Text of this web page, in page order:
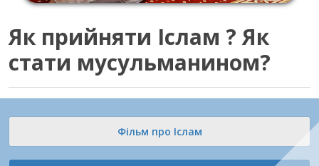
Як прийняти Іслам ? Як
стати мусульманином?
Фільм про Іслам